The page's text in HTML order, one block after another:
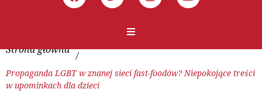
Strona główna /
Propaganda LGBT w znanej sieci fast-foodów? Niepokojące treści
w upominkach dla dzieci